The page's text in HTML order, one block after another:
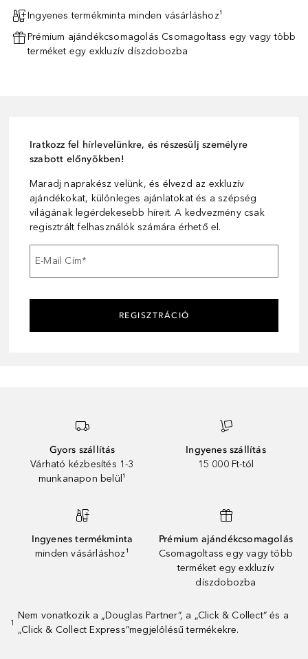
Ingyenes termékminta minden vásárláshoz¹
Prémium ajándékcsomagolás Csomagoltass egy vagy több
terméket egy exkluzív díszdobozba
Iratkozz fel hírlevelünkre, és részesülj személyre
szabott előnyökben!
Maradj naprakész velünk, és élvezd az exkluzív
ajándékokat, különleges ajánlatokat és a szépség
világának legérdekesebb híreit. A kedvezmény csak
regisztrált felhasználók számára érhető el.
E-Mail Cím*
REGISZTRÁCIÓ
Gyors szállítás
Várható kézbesítés 1-3
munkanapon belül¹
Ingyenes szállítás
15 000 Ft-tól
Ingyenes termékminta
minden vásárláshoz¹
Prémium ajándékcsomagolás
Csomagoltass egy vagy több
terméket egy exkluzív
díszdobozba
1
Nem vonatkozik a „Douglas Partner”, a „Click & Collect” és a
„Click & Collect Express”megjelölésű termékekre.